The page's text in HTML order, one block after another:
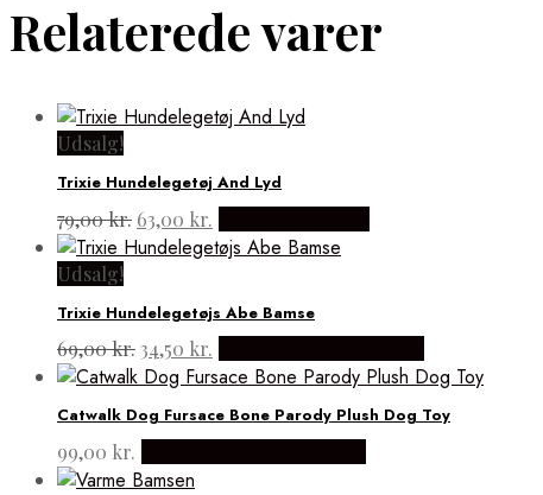
Relaterede varer
Udsalg!
Trixie Hundelegetøj And Lyd
79,00kr. Den
oprindelige
79,00 kr..
63,00 kr.
aktuelle
pris
63,00 kr..
Udsalg!
Trixie Hundelegetøjs Abe Bamse
69,00kr.Den
oprindelige
var:
69,00 kr..
34,50 kr.
aktuelle
er:
34,50 kr..
Catwalk Dog Fursace Bone Parody Plush Dog Toy
99,00 kr.